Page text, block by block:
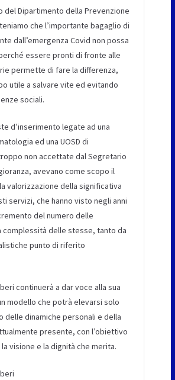
del Dipartimento della Prevenzione
che l’importante bagaglio di
dall’emergenza Covid non possa
essere pronti di fronte alle
permette di fare la differenza,
utile a salvare vite ed evitando
sociali.
d’inserimento legate ad una
ed una UOSD di
non accettate dal Segretario
avevano come scopo il
valorizzazione della significativa
servizi, che hanno visto negli anni
del numero delle
complessità delle stesse, tanto da
punto di riferito
continuerà a dar voce alla sua
modello che potrà elevarsi solo
delle dinamiche personali e della
presente, con l’obiettivo
visione e la dignità che merita.